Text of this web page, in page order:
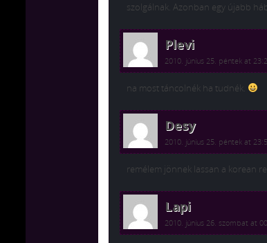
szolgálnak. Azonban egy újabb
Plevi
2010. június 25. péntek at
na most táncolnék ha tudnék.
Desy
2010. június 25. péntek at
remélem jönnek lassan a korean
Lapi
2010. június 26. szombat at